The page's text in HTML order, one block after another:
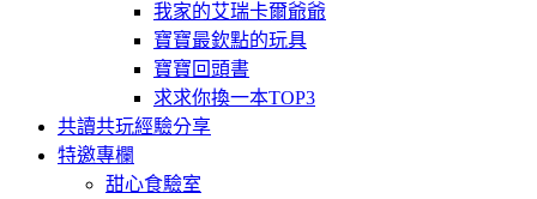
我家的艾瑞卡爾爺爺
寶寶最欽點的玩具
寶寶回頭書
求求你換一本TOP3
共讀共玩經驗分享
特邀專欄
甜心食驗室